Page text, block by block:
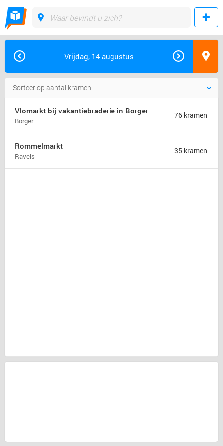
Vrijdag, 14 augustus
Vlomarkt bij vakantiebraderie in Borger
Borger
76 kramen
Rommelmarkt
Ravels
35 kramen